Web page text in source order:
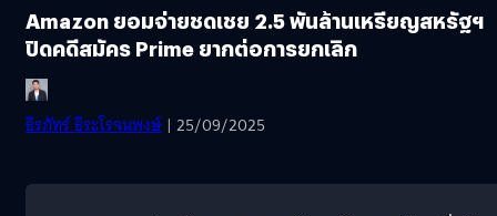
Amazon ยอมจ่ายชดเชย 2.5 พันล้านเหรียญสหรัฐฯ
ปิดคดีสมัคร Prime ยากต่อการยกเลิก
ธีรภัทร์ ธีระโรจนพงษ์ | 25/09/2025